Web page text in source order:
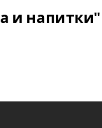
и напитки"